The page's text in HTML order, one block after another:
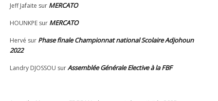
Jeff Jafaite sur MERCATO
HOUNKPE sur MERCATO
Hervé sur Phase finale Championnat national Scolaire Adjohoun
2022
Landry DJOSSOU surAssemblée Générale Elective à la FBF